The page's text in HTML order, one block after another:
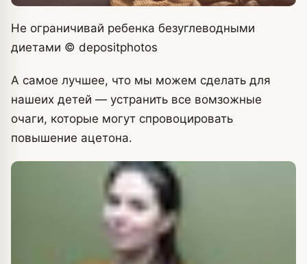
Не ограничивай ребенка безуглеводными
диетами © depositphоtos
А самое лучшее, что мы можем сделать для
нашеих детей — устранить все вомзожные
очаги, которые могут спровоцировать
повышение ацетона.